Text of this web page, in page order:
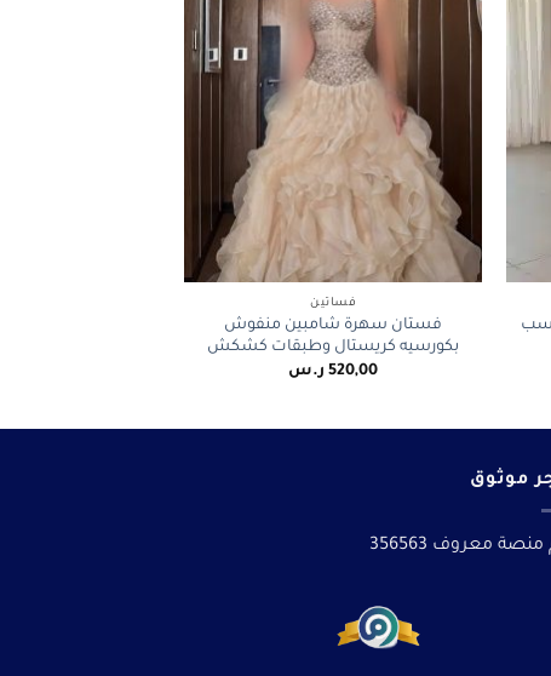
+
+
فساتين
فستان سهرة شامبين منفوش
بكورسيه كريستال وطبقات كشكش
520,00 ر.س
موثوق
معروف 356563